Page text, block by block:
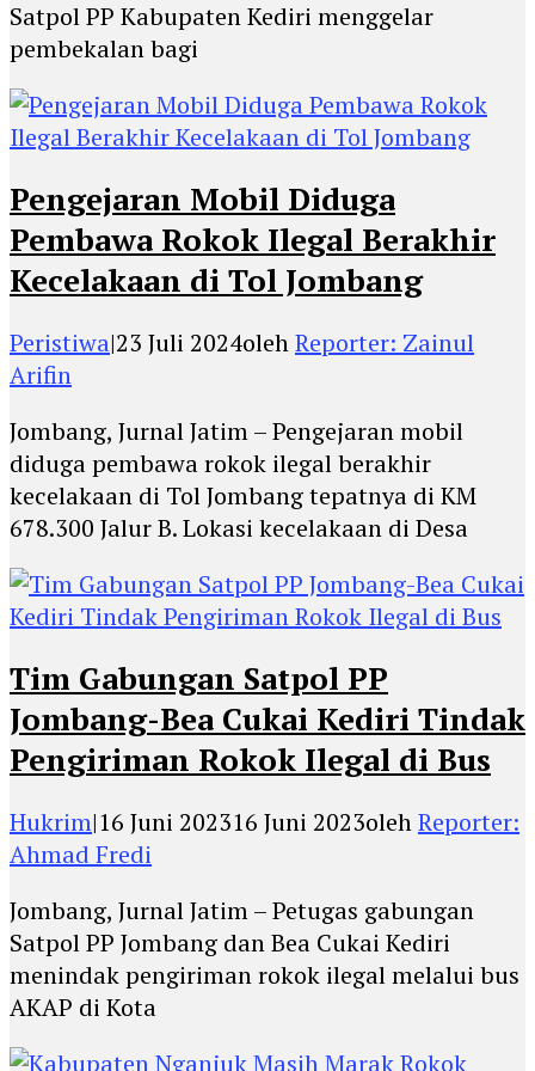
Satpol PP Kabupaten Kediri menggelar
pembekalan bagi
Pengejaran Mobil Diduga
Pembawa Rokok Ilegal Berakhir
Kecelakaan di Tol Jombang
Peristiwa|23 Juli 2024olehReporter: Zainul
Arifin
Jombang, Jurnal Jatim – Pengejaran mobil
diduga pembawa rokok ilegal berakhir
kecelakaan di Tol Jombang tepatnya di KM
678.300 Jalur B. Lokasi kecelakaan di Desa
Tim Gabungan Satpol PP
Jombang-Bea Cukai Kediri Tindak
Pengiriman Rokok Ilegal di Bus
Hukrim|16 Juni 202316 Juni 2023olehReporter:
Ahmad Fredi
Jombang, Jurnal Jatim – Petugas gabungan
Satpol PP Jombang dan Bea Cukai Kediri
menindak pengiriman rokok ilegal melalui bus
AKAP di Kota